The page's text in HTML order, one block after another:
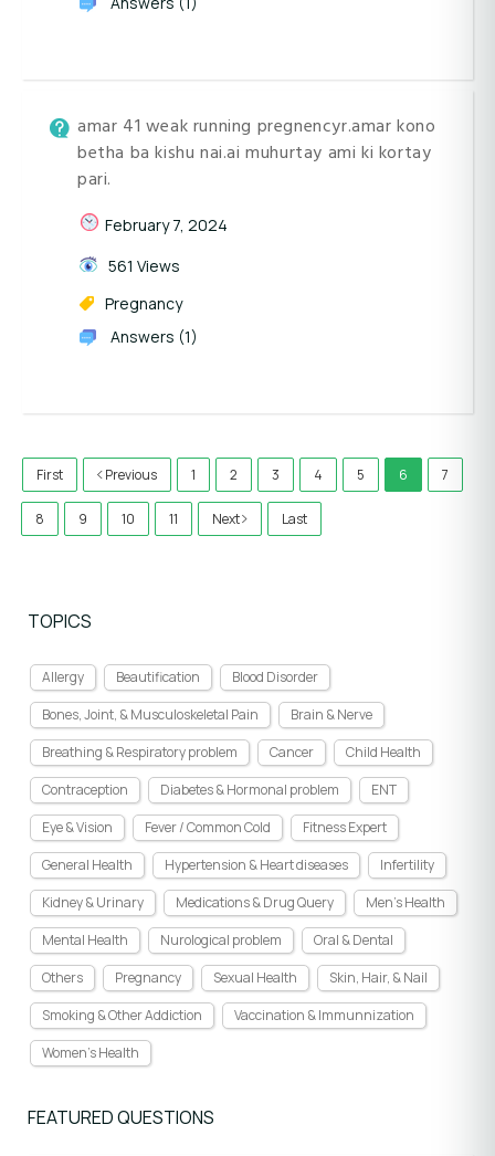
amar 41 weak running pregnencyr.amar kono
betha ba kishu nai.ai muhurtay ami ki kortay
pari.
February 7, 2024
561 Views
Pregnancy
Answers (1)
First Previous 1 2 3 4 5 6 7
8 9 10 11 Next Last
TOPICS
Allergy Beautification
Blood Disorder
Bones, Joint, & Musculoskeletal Pain
Brain & Nerve
Breathing & Respiratory problem
Cancer
Child Health
Contraception
Diabetes & Hormonal problem
ENT
Eye & Vision
Fever / Common Cold
Fitness Expert
General Health
Hypertension & Heart diseases
Infertility
Kidney & Urinary
Medications & Drug Query
Men's Health
Mental Health
Nurological problem
Oral & Dental
Others
Pregnancy Sexual Health
Skin, Hair, & Nail
Smoking & Other Addiction
Vaccination & Immunnization
Women's Health
FEATURED QUESTIONS